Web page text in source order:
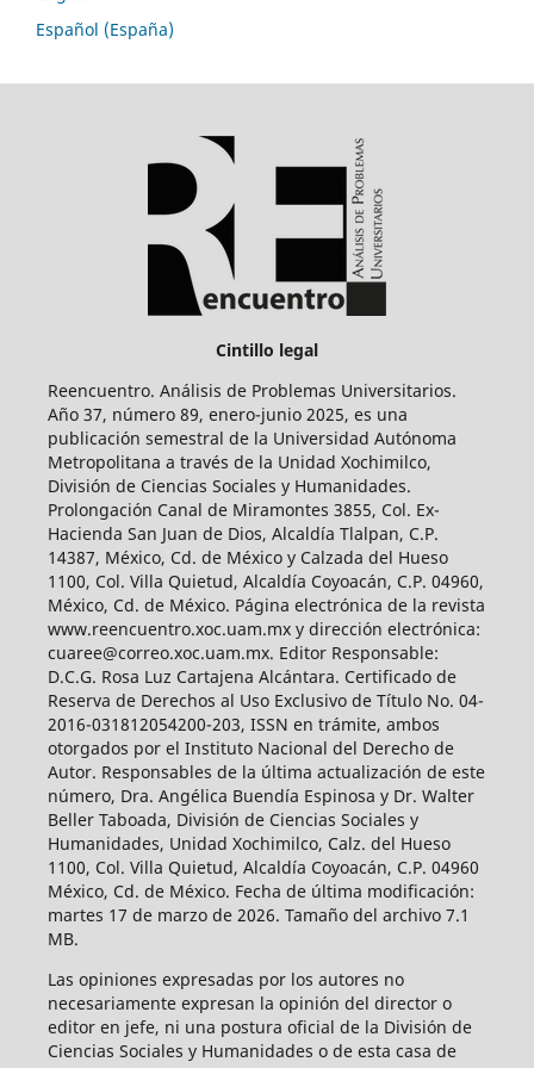
Español (España)
Cintillo legal
Reencuentro. Análisis de Problemas Universitarios.
Año 37, número 89, enero-junio 2025, es una
publicación semestral de la Universidad Autónoma
Metropolitana a través de la Unidad Xochimilco,
División de Ciencias Sociales y Humanidades.
Prolongación Canal de Miramontes 3855, Col. Ex-
Hacienda San Juan de Dios, Alcaldía Tlalpan, C.P.
14387, México, Cd. de México y Calzada del Hueso
1100, Col. Villa Quietud, Alcaldía Coyoacán, C.P. 04960,
México, Cd. de México. Página electrónica de la revista
www.reencuentro.xoc.uam.mx y dirección electrónica:
cuaree@correo.xoc.uam.mx. Editor Responsable:
D.C.G. Rosa Luz Cartajena Alcántara. Certificado de
Reserva de Derechos al Uso Exclusivo de Título No. 04-
2016-031812054200-203, ISSN en trámite, ambos
otorgados por el Instituto Nacional del Derecho de
Autor. Responsables de la última actualización de este
número, Dra. Angélica Buendía Espinosa y Dr. Walter
Beller Taboada, División de Ciencias Sociales y
Humanidades, Unidad Xochimilco, Calz. del Hueso
1100, Col. Villa Quietud, Alcaldía Coyoacán, C.P. 04960
México, Cd. de México. Fecha de última modificación:
martes 17 de marzo de 2026. Tamaño del archivo 7.1
MB.
Las opiniones expresadas por los autores no
necesariamente expresan la opinión del director o
editor en jefe, ni una postura oficial de la División de
Ciencias Sociales y Humanidades o de esta casa de